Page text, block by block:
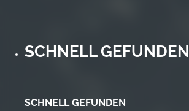
SCHNELL GEFUNDEN
SCHNELL GEFUNDEN